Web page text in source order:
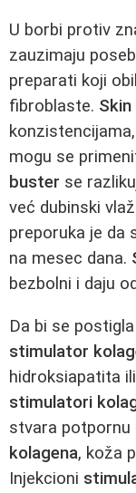
U borbi protiv
zauzimaju
preparati koji
fibroblaste.
mogu se
buster se
već dubinski
preporuka je da
na mesec dana.
bezbolni i daju
Da bi se
stimulator
hidroksiapatita
stimulatori
stvara potpornu
kolagena, koža
Injekcioni